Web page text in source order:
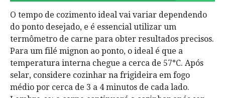
O tempo de cozimento ideal vai variar dependendo
do ponto desejado, e é essencial utilizar um
termômetro de carne para obter resultados precisos.
Para um filé mignon ao ponto, o ideal é que a
temperatura interna chegue a cerca de 57°C. Após
selar, considere cozinhar na frigideira em fogo
médio por cerca de 3 a 4 minutos de cada lado.